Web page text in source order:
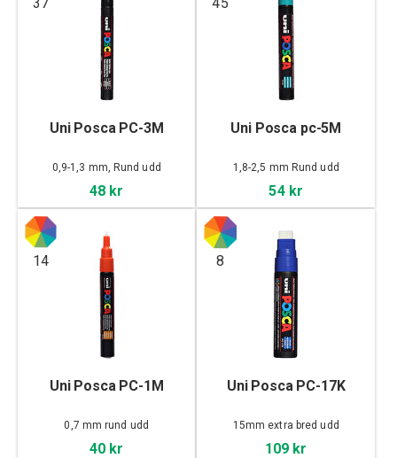
Uni Posca PC-3M
0,9-1,3 mm, Rund udd
48 kr
Uni Posca pc-5M
1,8-2,5 mm Rund udd
54 kr
14
Uni Posca PC-1M
0,7 mm rund udd
40 kr
8
Uni Posca PC-17K
15mm extra bred udd
109 kr